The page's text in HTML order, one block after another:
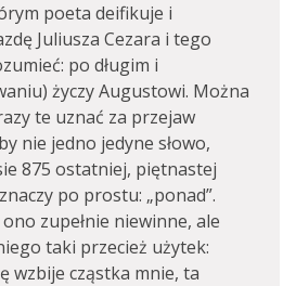
poeta deifikuje i
Juliusza Cezara i tego
po długim i
życzy Augustowi. Można
te uznać za przejaw
nie jedno jedyne słowo,
875 ostatniej, piętnastej
po prostu: „ponad”.
zupełnie niewinne, ale
taki przecież użytek:
wzbije cząstka mnie, ta